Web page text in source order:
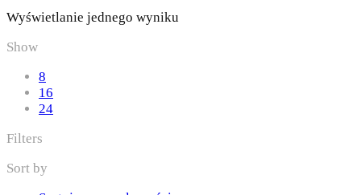
Wyświetlanie jednego wyniku
Show
8
16
24
Filters
Sort by